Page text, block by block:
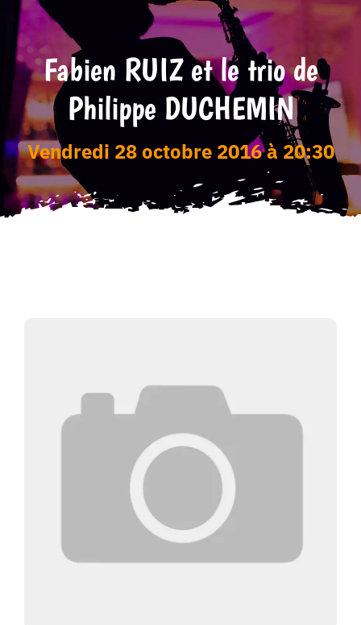
Photos
Tarifs
Fabien RUIZ et le trio de
Philippe DUCHEMIN
vendredi 28 octobre 2016 à 20:30